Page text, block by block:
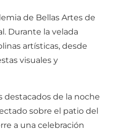
de Bellas Artes de
Durante la velada
artísticas, desde
visuales y
de la noche
sobre el patio del
a una celebración